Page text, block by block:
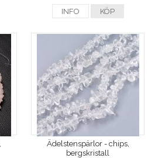
INFO KÖP
Ädelstenspärlor - chips,
bergskristall